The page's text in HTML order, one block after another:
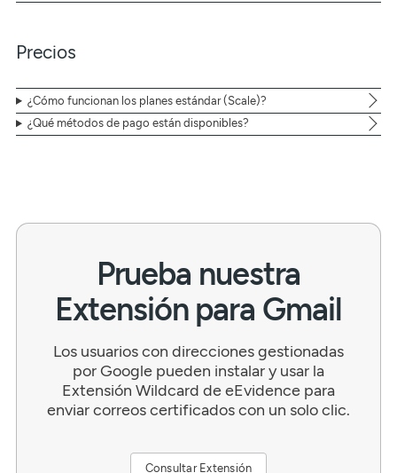
Precios
¿Cómo funcionan los planes estándar (Scale)?
¿Qué métodos de pago están disponibles?
Prueba nuestra
Extensión para Gmail
Los usuarios con direcciones gestionadas
por Google pueden instalar y usar la
Extensión Wildcard de eEvidence para
enviar correos certificados con un solo clic.
Consultar Extensión